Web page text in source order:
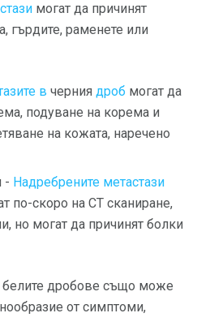
могат да причинят
гърдите, раменете или
в черния дроб могат да
подуване на корема и
на кожата, наречено
- Надребрените метастази
по-скоро на СТ сканиране,
но могат да причинят болки
белите дробове също може
от симптоми,